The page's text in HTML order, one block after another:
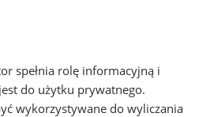
spełnia rolę informacyjną i
do użytku prywatnego.
wykorzystywane do wyliczania